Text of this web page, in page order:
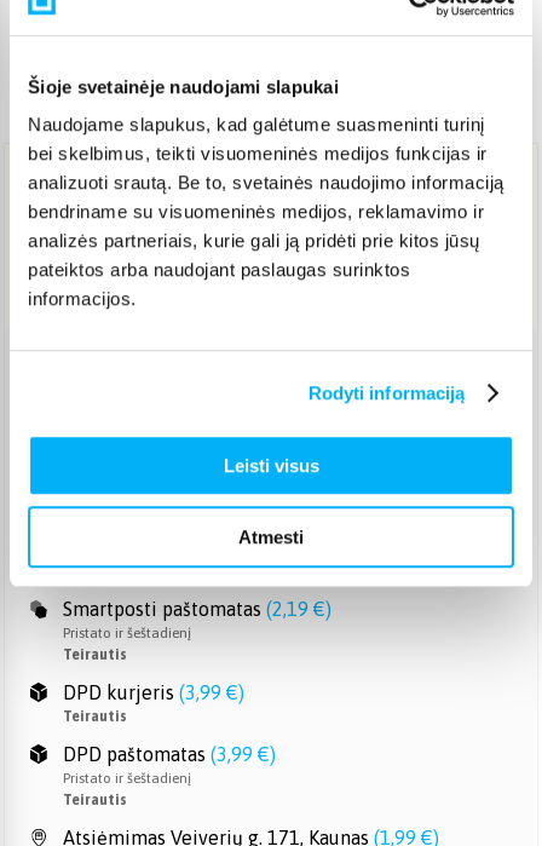
Šioje svetainėje naudojami slapukai
Naudojame slapukus, kad galėtume suasmeninti turinį
bei skelbimus, teikti visuomeninės medijos funkcijas ir
analizuoti srautą. Be to, svetainės naudojimo informaciją
bendriname su visuomeninės medijos, reklamavimo ir
analizės partneriais, kurie gali ją pridėti prie kitos jūsų
pateiktos arba naudojant paslaugas surinktos
informacijos.
Rodyti informaciją
Leisti visus
Atmesti
Prekės kodas 5562291
35,40 €
IŠPARDUOTA
2,99 € )
(2,39 € )
Teirautis
Smartposti paštomatas (2,19 €)
Pristato ir šeštadienį
Teirautis
DPD kurjeris (3,99 €)
Teirautis
DPD paštomatas (3,99 €)
Pristato ir šeštadienį
Teirautis
Atsiėmimas Veiverių g. 171, Kaunas (1,99 €)